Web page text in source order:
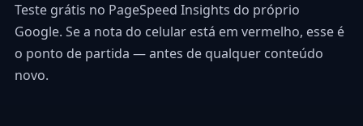
Teste grátis no PageSpeed Insights do próprio
Google. Se a nota do celular está em vermelho, esse é
o ponto de partida — antes de qualquer conteúdo
novo.